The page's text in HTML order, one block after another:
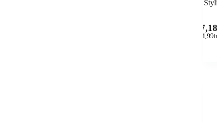
37,18
44,99